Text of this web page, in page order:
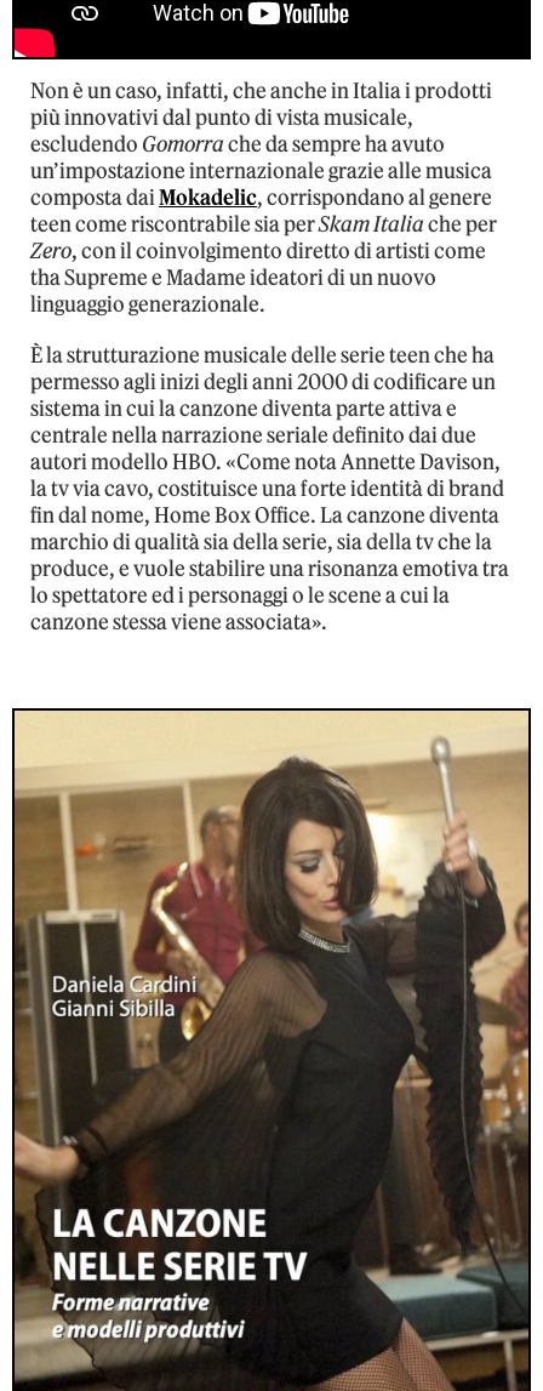
Non è un caso, infatti, che anche in Italia i prodotti
più innovativi dal punto di vista musicale,
escludendo Gomorrache da sempre ha avuto
un’impostazione internazionale grazie alle musica
composta daiMokadelic, corrispondano al genere
teen come riscontrabile sia perSkam Italiache per
Zero, con il coinvolgimento diretto di artisti come
tha Supreme e Madame ideatori di un nuovo
linguaggio generazionale.
È la strutturazione musicale delle serie teen che ha
permesso agli inizi degli anni 2000 di codificare un
sistema in cui la canzone diventa parte attiva e
centrale nella narrazione seriale definito dai due
autori modello HBO. «Come nota Annette Davison,
la tv via cavo, costituisce una forte identità di brand
fin dal nome, Home Box Office. La canzone diventa
marchio di qualità sia della serie, sia della tv che la
produce, e vuole stabilire una risonanza emotiva tra
lo spettatore ed i personaggi o le scene a cui la
canzone stessa viene associata».